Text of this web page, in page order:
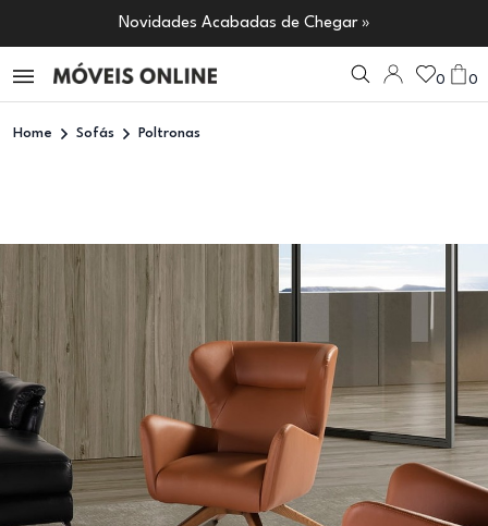
Novidades Acabadas de Chegar »
0 0
Home Sofás Poltronas